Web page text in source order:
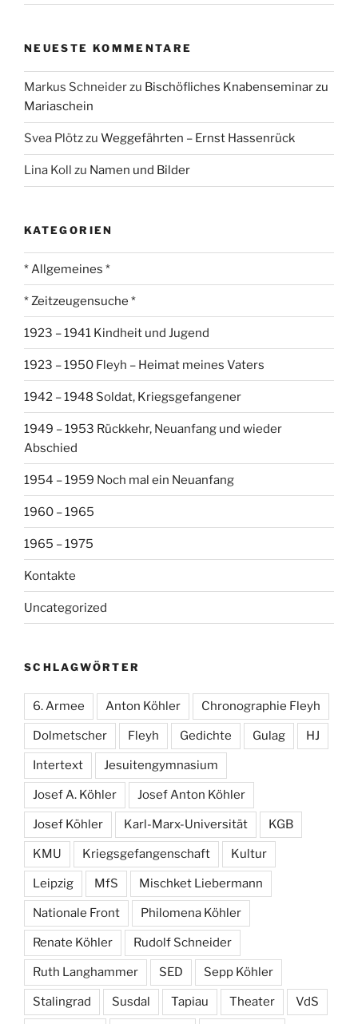
NEUESTE KOMMENTARE
Markus Schneiderzu Bischöfliches Knabenseminar zu
Mariaschein
Svea Plötzzu Weggefährten – Ernst Hassenrück
Lina Koll zu Namen und Bilder
KATEGORIEN
* Allgemeines *
* Zeitzeugensuche *
1923 – 1941 Kindheit und Jugend
1923 – 1950 Fleyh – Heimat meines Vaters
1942 – 1948 Soldat, Kriegsgefangener
1949 – 1953 Rückkehr, Neuanfang und wieder
Abschied
1954 – 1959 Noch mal ein Neuanfang
1960 – 1965
1965 – 1975
Kontakte
Uncategorized
SCHLAGWÖRTER
6. Armee Anton Köhler Chronographie Fleyh
Dolmetscher Fleyh Gedichte Gulag HJ
Intertext Jesuitengymnasium
Josef A. Köhler Josef Anton Köhler
Josef Köhler Karl-Marx-Universität KGB
KMU Kriegsgefangenschaft Kultur
Leipzig MfS Mischket Liebermann
Nationale Front Philomena Köhler
Renate Köhler Rudolf Schneider
Ruth Langhammer SED Sepp Köhler
Stalingrad Susdal Tapiau Theater VdS